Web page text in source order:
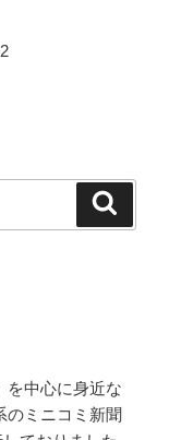
を中心に身近な
のミニコミ新聞